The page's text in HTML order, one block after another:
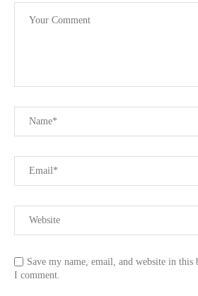
Save my name, email, and website in
I comment.